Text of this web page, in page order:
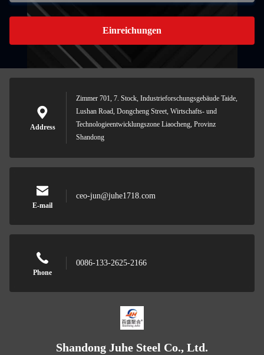
Einreichungen
Address
Zimmer 701, 7. Stock, Industrieforschungsgebäude Taide,
Lushan Road, Dongcheng Street, Wirtschafts- und
Technologieentwicklungszone Liaocheng, Provinz
Shandong
E-mail
ceo-jun@juhe1718.com
Phone
0086-133-2625-2166
Shandong Juhe Steel Co., Ltd.